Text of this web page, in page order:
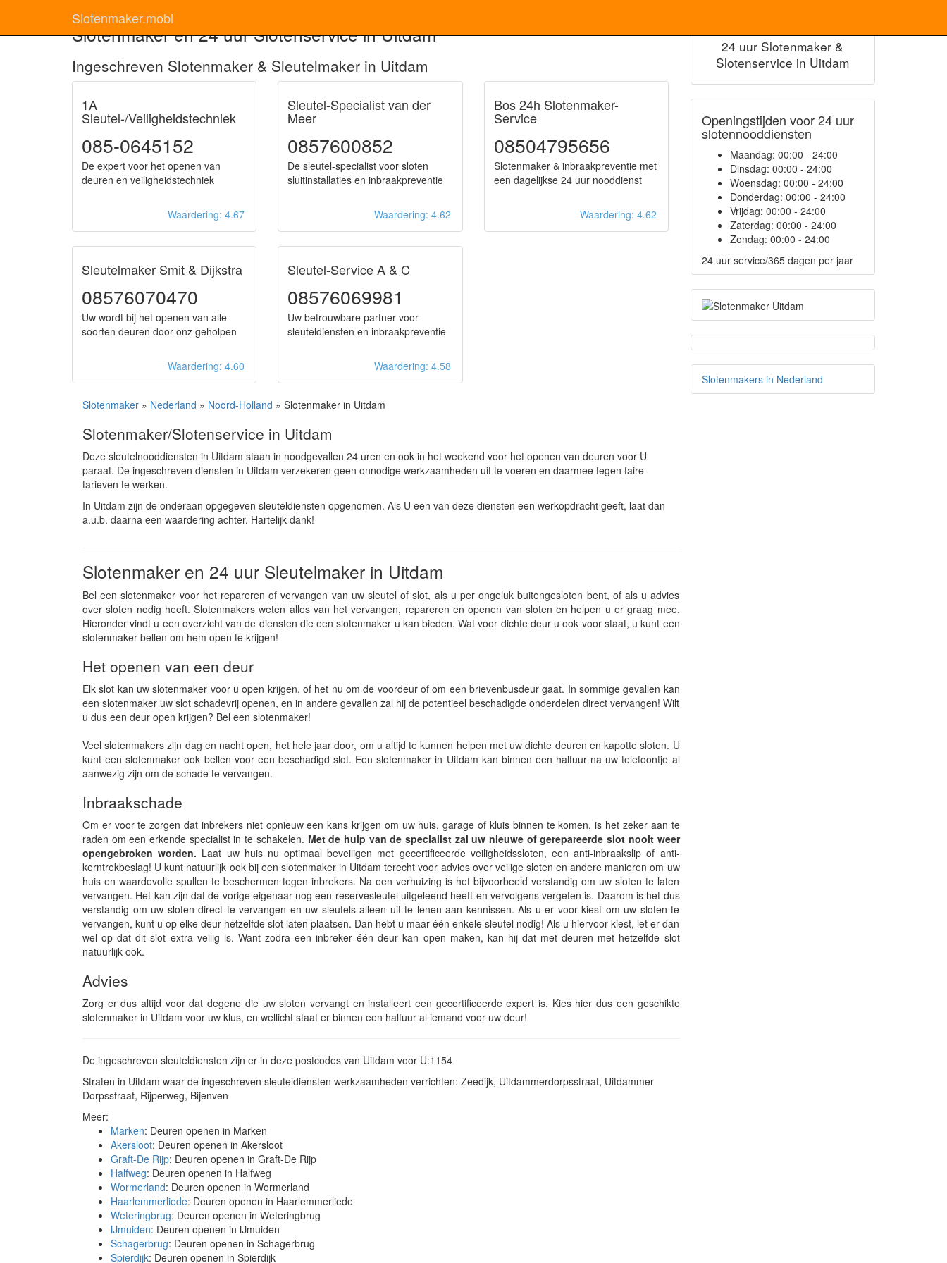
Slotenmaker.mobi
Slotenmaker en 24 uur Slotenservice in Uitdam
Ingeschreven Slotenmaker & Sleutelmaker in Uitdam
1A
Sleutel-/Veiligheidstechniek
085-0645152
De expert voor het openen van
deuren en veiligheidstechniek
Waardering: 4.67
Sleutel-Specialist van der
Meer
0857600852
De sleutel-specialist voor sloten
sluitinstallaties en inbraakpreventie
Waardering: 4.62
Bos 24h Slotenmaker-
Service
08504795656
Slotenmaker & inbraakpreventie met
een dagelijkse 24 uur nooddienst
Waardering: 4.62
Sleutelmaker Smit & Dijkstra
08576070470
Uw wordt bij het openen van alle
soorten deuren door onz geholpen
Waardering: 4.60
Sleutel-Service A & C
08576069981
Uw betrouwbare partner voor
sleuteldiensten en inbraakpreventie
Waardering: 4.58
Slotenmaker » Nederland » Noord-Holland » Slotenmaker in Uitdam
Slotenmaker/Slotenservice in Uitdam
Deze sleutelnooddiensten in Uitdam staan in noodgevallen 24 uren en ook in het weekend voor het openen van deuren voor U
paraat. De ingeschreven diensten in Uitdam verzekeren geen onnodige werkzaamheden uit te voeren en daarmee tegen faire
tarieven te werken.
In Uitdam zijn de onderaan opgegeven sleuteldiensten opgenomen. Als U een van deze diensten een werkopdracht geeft, laat dan
a.u.b. daarna een waardering achter. Hartelijk dank!
Slotenmaker en 24 uur Sleutelmaker in Uitdam
Bel een slotenmaker voor het repareren of vervangen van uw sleutel of slot, als u per ongeluk buitengesloten bent, of als u advies
over sloten nodig heeft. Slotenmakers weten alles van het vervangen, repareren en openen van sloten en helpen u er graag mee.
Hieronder vindt u een overzicht van de diensten die een slotenmaker u kan bieden. Wat voor dichte deur u ook voor staat, u kunt een
slotenmaker bellen om hem open te krijgen!
Het openen van een deur
Elk slot kan uw slotenmaker voor u open krijgen, of het nu om de voordeur of om een brievenbusdeur gaat. In sommige gevallen kan
een slotenmaker uw slot schadevrij openen, en in andere gevallen zal hij de potentieel beschadigde onderdelen direct vervangen! Wilt
u dus een deur open krijgen? Bel een slotenmaker!
Veel slotenmakers zijn dag en nacht open, het hele jaar door, om u altijd te kunnen helpen met uw dichte deuren en kapotte sloten. U
kunt een slotenmaker ook bellen voor een beschadigd slot. Een slotenmaker in Uitdam kan binnen een halfuur na uw telefoontje al
aanwezig zijn om de schade te vervangen.
Inbraakschade
Om er voor te zorgen dat inbrekers niet opnieuw een kans krijgen om uw huis, garage of kluis binnen te komen, is het zeker aan te
raden om een erkende specialist in te schakelen. Met de hulp van de specialist zal uw nieuwe of gerepareerde slot nooit weer
opengebroken worden. Laat uw huis nu optimaal beveiligen met gecertificeerde veiligheidssloten, een anti-inbraakslip of anti-
kerntrekbeslag! U kunt natuurlijk ook bij een slotenmaker in Uitdam terecht voor advies over veilige sloten en andere manieren om uw
huis en waardevolle spullen te beschermen tegen inbrekers. Na een verhuizing is het bijvoorbeeld verstandig om uw sloten te laten
vervangen. Het kan zijn dat de vorige eigenaar nog een reservesleutel uitgeleend heeft en vervolgens vergeten is. Daarom is het dus
verstandig om uw sloten direct te vervangen en uw sleutels alleen uit te lenen aan kennissen. Als u er voor kiest om uw sloten te
vervangen, kunt u op elke deur hetzelfde slot laten plaatsen. Dan hebt u maar één enkele sleutel nodig! Als u hiervoor kiest, let er dan
wel op dat dit slot extra veilig is. Want zodra een inbreker één deur kan open maken, kan hij dat met deuren met hetzelfde slot
natuurlijk ook.
Advies
Zorg er dus altijd voor dat degene die uw sloten vervangt en installeert een gecertificeerde expert is. Kies hier dus een geschikte
slotenmaker in Uitdam voor uw klus, en wellicht staat er binnen een halfuur al iemand voor uw deur!
De ingeschreven sleuteldiensten zijn er in deze postcodes van Uitdam voor U:1154
Straten in Uitdam waar de ingeschreven sleuteldiensten werkzaamheden verrichten: Zeedijk, Uitdammerdorpsstraat, Uitdammer
Dorpsstraat, Rijperweg, Bijenven
Meer:
Marken: Deuren openen in Marken
Akersloot: Deuren openen in Akersloot
Graft-De Rijp: Deuren openen in Graft-De Rijp
Halfweg: Deuren openen in Halfweg
Wormerland: Deuren openen in Wormerland
Haarlemmerliede: Deuren openen in Haarlemmerliede
Weteringbrug: Deuren openen in Weteringbrug
IJmuiden: Deuren openen in IJmuiden
Schagerbrug: Deuren openen in Schagerbrug
Spierdijk: Deuren openen in Spierdijk
24 uur Slotenmaker &
Slotenservice in Uitdam
Openingstijden voor 24 uur
slotennooddiensten
Maandag: 00:00 - 24:00
Dinsdag: 00:00 - 24:00
Woensdag: 00:00 - 24:00
Donderdag: 00:00 - 24:00
Vrijdag: 00:00 - 24:00
Zaterdag: 00:00 - 24:00
Zondag: 00:00 - 24:00
24 uur service/365 dagen per jaar
Slotenmakers in Nederland